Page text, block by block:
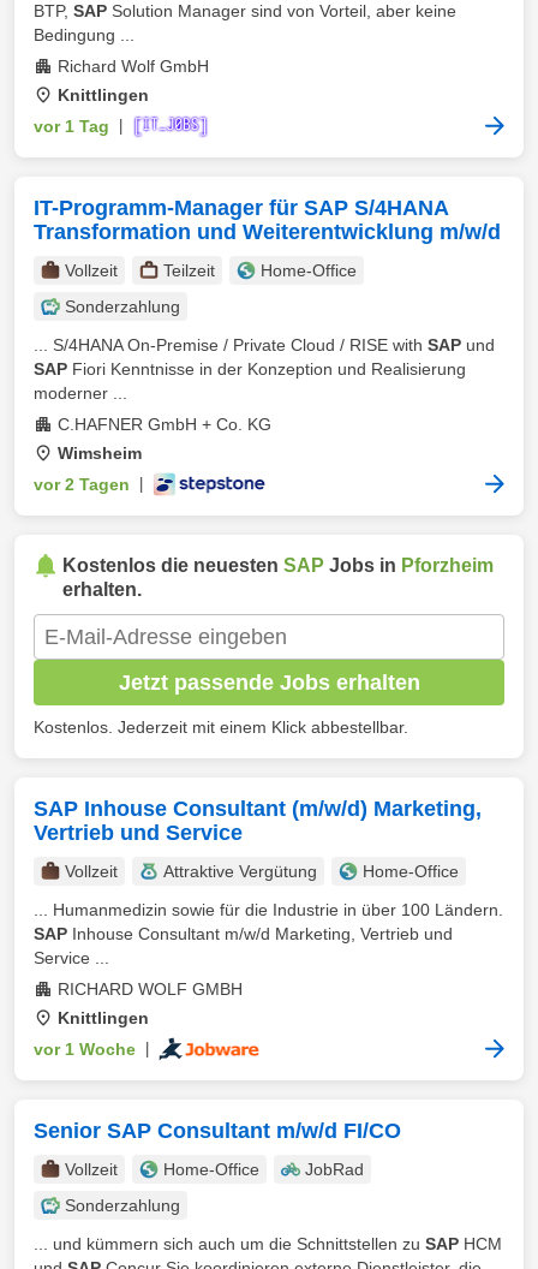
BTP, SAP Solution Manager sind von Vorteil, aber keine
Bedingung ...
Richard Wolf GmbH
Knittlingen
vor 1 Tag
IT-Programm-Manager für SAP S/4HANA
Transformation und Weiterentwicklung m/w/d
Vollzeit Teilzeit
Home-Office
Sonderzahlung
... S/4HANA On-Premise / Private Cloud / RISE with SAP und
SAP Fiori Kenntnisse in der Konzeption und Realisierung
moderner ...
C.HAFNER GmbH + Co. KG
Wimsheim
vor 2 Tagen
Kostenlos die neuesten SAP Jobs in Pforzheim
erhalten.
Jetzt passende Jobs erhalten
Kostenlos. Jederzeit mit einem Klick abbestellbar.
SAP Inhouse Consultant (m/w/d) Marketing,
Vertrieb und Service
Vollzeit Attraktive Vergütung
Home-Office
... Humanmedizin sowie für die Industrie in über 100 Ländern.
SAP Inhouse Consultant m/w/d Marketing, Vertrieb und
Service ...
RICHARD WOLF GMBH
Knittlingen
vor 1 Woche
Senior SAP Consultant m/w/d FI/CO
Vollzeit Home-Office
JobRad
Sonderzahlung
... und kümmern sich auch um die Schnittstellen zu SAP HCM